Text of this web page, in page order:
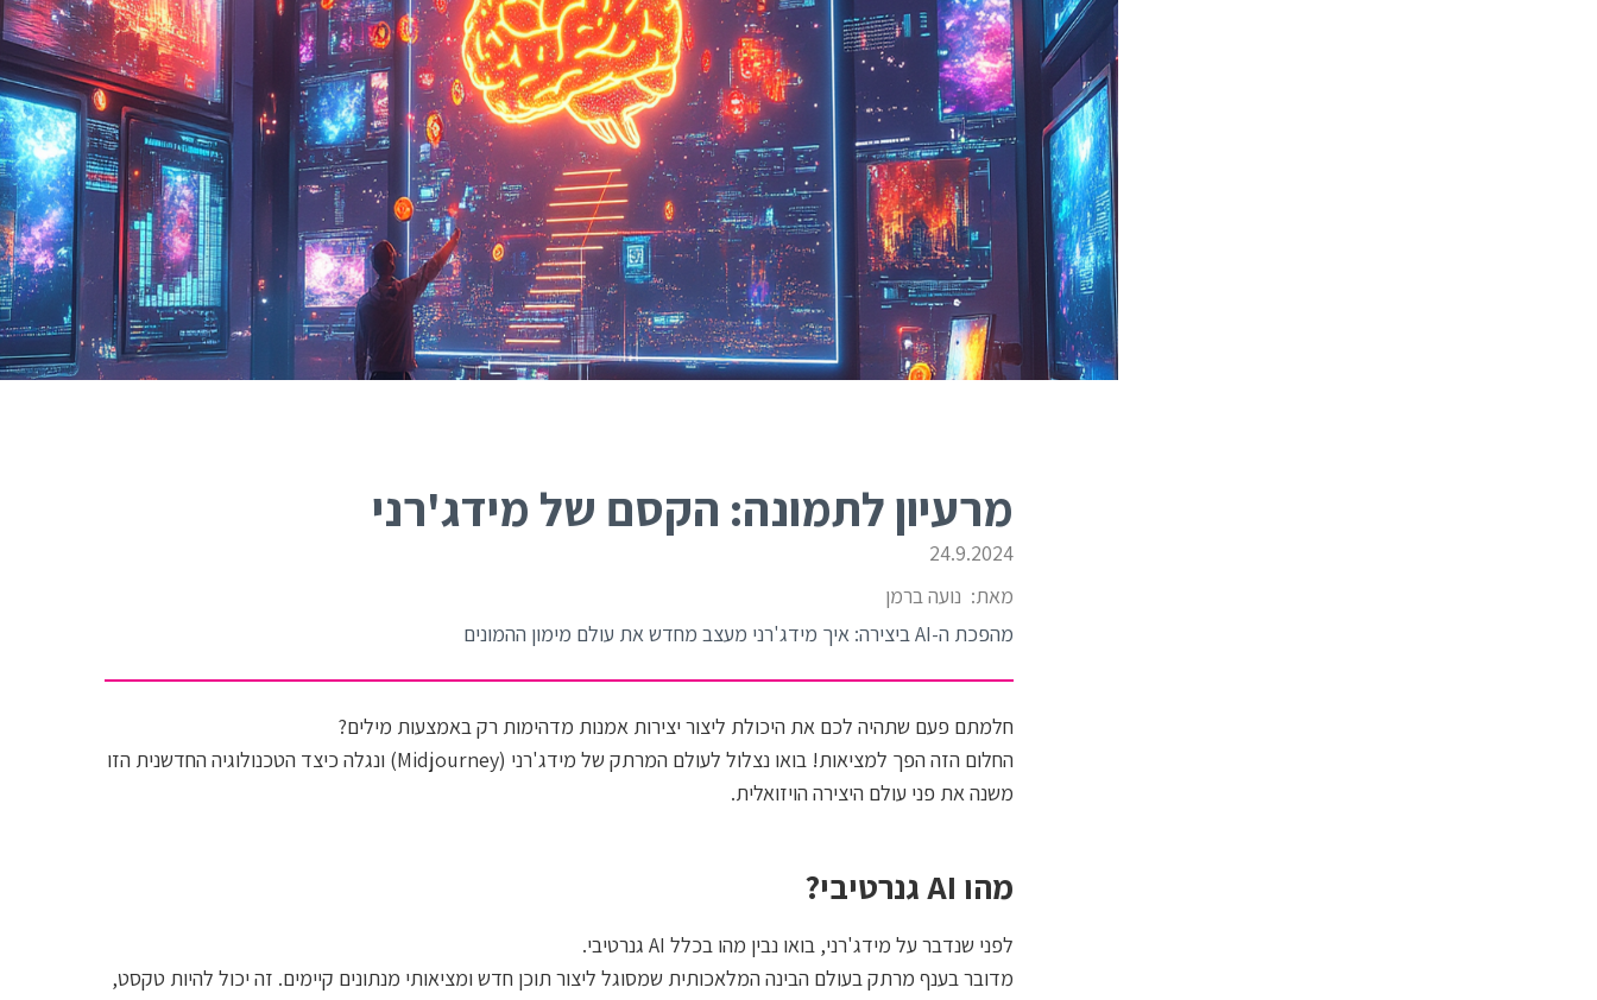
האקדמיה למימון המונים
אז איך עושים פרויקט מימון המונים מוצלח? ריכזנו
עבורכם את כל התוכן, המידע והטיפים שלנו לבניה וניהול
של הפרויקט שלכם.
כלים שיווקיים
מרעיון לתמונה: הקסם של מידג'רני
24.9.2024
מאת: נועה ברמן
מהפכת ה-AI ביצירה: איך מידג'רני מעצב מחדש את עולם מימון ההמונים
חלמתם פעם שתהיה לכם את היכולת ליצור יצירות אמנות מדהימות רק באמצעות מילים?
החלום הזה הפך למציאות! בואו נצלול לעולם המרתק של מידג'רני (Midjourney) ונגלה כיצד הטכנולוגיה החדשנית הזו
משנה את פני עולם היצירה הויזואלית.
מהו גנרטיבי?
לפני שנדבר על מידג'רני, בואו נבין מהו בכלל AI גנרטיבי.
מדובר בענף מרתק בעולם הבינה המלאכותית שמסוגל ליצור תוכן חדש ומציאותי מנתונים קיימים. זה יכול להיות טקסט,